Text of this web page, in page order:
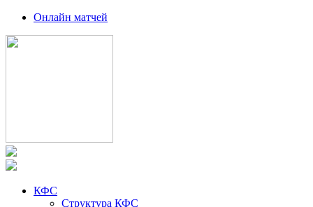
Онлайн матчей
КФС
Структура КФС